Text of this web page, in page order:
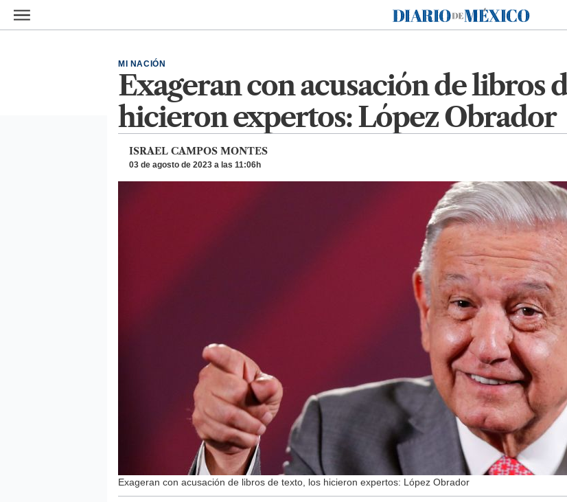
Ir al contenido principal
Diario de México
Exageran con acusación de libros
hicieron expertos: López Obrador
MI NACIÓN
ISRAEL CAMPOS MONTES
03 de agosto de 2023 a las 11:06h
Exageran con acusación de libros de texto, los hicieron expertos: López Obrador